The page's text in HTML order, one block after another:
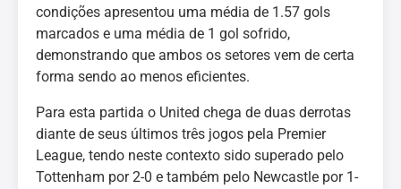
condições apresentou uma média de 1.57 gols
marcados e uma média de 1 gol sofrido,
demonstrando que ambos os setores vem de certa
forma sendo ao menos eficientes.
Para esta partida o United chega de duas derrotas
diante de seus últimos três jogos pela Premier
League, tendo neste contexto sido superado pelo
Tottenham por 2-0 e também pelo Newcastle por 1-